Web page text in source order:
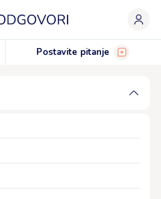
Postavite pitanje